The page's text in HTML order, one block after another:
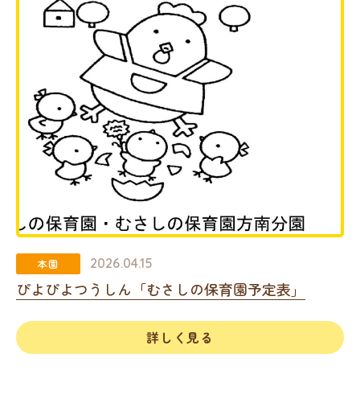
本園 2026.04.15
ぴよぴよつうしん「むさしの保育園予定表」
詳しく見る